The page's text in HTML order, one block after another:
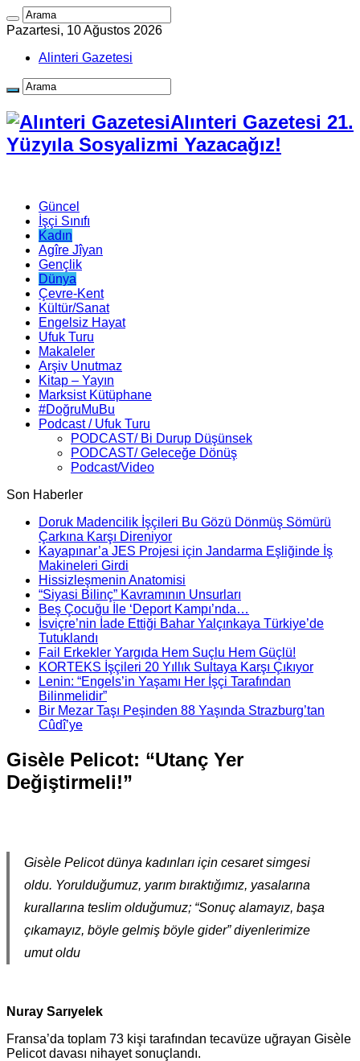
Pazartesi, 10 Ağustos 2026
Alinteri Gazetesi
Alınteri Gazetesi 21.
Yüzyıla Sosyalizmi Yazacağız!
Güncel
İşçi Sınıfı
Kadın
Agîre Jîyan
Gençlik
Dünya
Çevre-Kent
Kültür/Sanat
Engelsiz Hayat
Ufuk Turu
Makaleler
Arşiv Unutmaz
Kitap – Yayın
Marksist Kütüphane
#DoğruMuBu
Podcast / Ufuk Turu
PODCAST/ Bi Durup Düşünsek
PODCAST/ Geleceğe Dönüş
Podcast/Video
Son Haberler
Doruk Madencilik İşçileri Bu Gözü Dönmüş Sömürü
Çarkına Karşı Direniyor
Kayapınar’a JES Projesi için Jandarma Eşliğinde İş
Makineleri Girdi
Hissizleşmenin Anatomisi
“Siyasi Bilinç” Kavramının Unsurları
Beş Çocuğu İle ‘Deport Kampı’nda…
İsviçre’nin İade Ettiği Bahar Yalçınkaya Türkiye’de
Tutuklandı
Fail Erkekler Yargıda Hem Suçlu Hem Güçlü!
KORTEKS İşçileri 20 Yıllık Sultaya Karşı Çıkıyor
Lenin: “Engels’in Yaşamı Her İşçi Tarafından
Bilinmelidir”
Bir Mezar Taşı Peşinden 88 Yaşında Strazburg’tan
Cûdî’ye
Gisèle Pelicot: “Utanç Yer
Değiştirmeli!”
Gisèle Pelicot dünya kadınları için cesaret simgesi
oldu. Yorulduğumuz, yarım bıraktığımız, yasalarına
kurallarına teslim olduğumuz; “Sonuç alamayız, başa
çıkamayız, böyle gelmiş böyle gider” diyenlerimize
umut oldu
Nuray Sarıyelek
Fransa’da toplam 73 kişi tarafından tecavüze uğrayan Gisèle
Pelicot davası nihayet sonuçlandı.